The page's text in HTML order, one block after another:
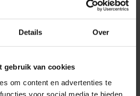
Details Over
gebruik van cookies
om content en advertenties te
voor social media te bieden